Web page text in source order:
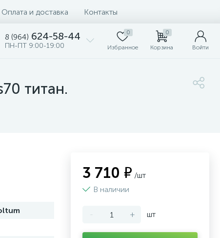
Оплата и доставка Контакты
8 (964) 624-58-44
ПН-ПТ 9:00-19:00
0
Избранное
0
Корзина Войти
титан.
3 710 ₽ /шт
В наличии
- + шт